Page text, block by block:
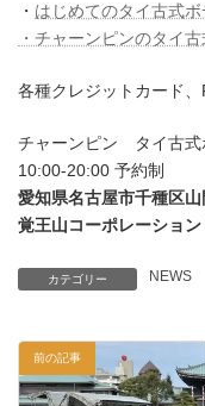
・ はじめてのタイ古式
・チャーンピンのタイ
各種クレジットカード
チャーンピン タイ古式
10:00-20:00 予約制
愛知県名古屋市千種区山
覚王山コーポレーショ
カテゴリー NEWS
前の記事